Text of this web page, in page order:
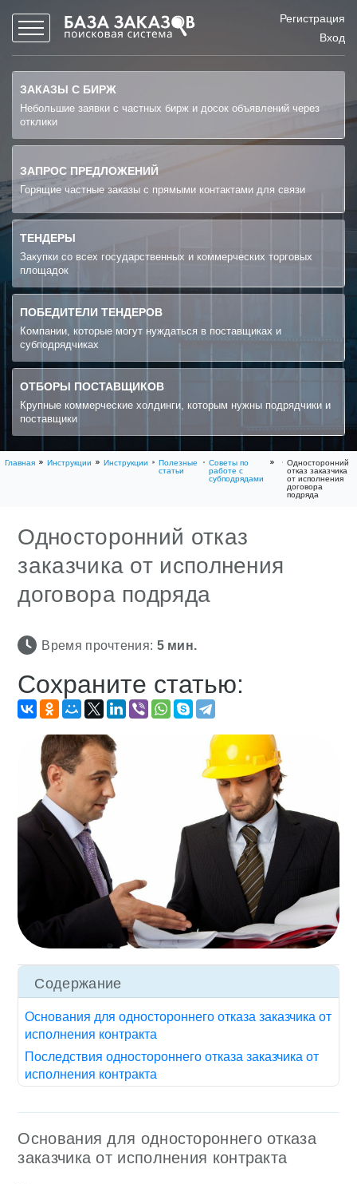
Регистрация
Вход
ЗАКАЗЫ С БИРЖ
Небольшие заявки с частных бирж и досок объявлений через
отклики
ЗАПРОС ПРЕДЛОЖЕНИЙ
Горящие частные заказы с прямыми контактами для связи
ТЕНДЕРЫ
Закупки со всех государственных и коммерческих торговых
площадок
ПОБЕДИТЕЛИ ТЕНДЕРОВ
Компании, которые могут нуждаться в поставщиках и
субподрядчиках
ОТБОРЫ ПОСТАВЩИКОВ
Крупные коммерческие холдинги, которым нужны подрядчики и
поставщики
Главная Инструкции Инструкции
Полезные
статьи
Советы по
работе с
субподрядами
Односторонний
отказ заказчика
от исполнения
договора
подряда
Односторонний отказ
заказчика от исполнения
договора подряда
Время прочтения: 5мин.
Сохраните статью:
Содержание
Основания для одностороннего отказа заказчика от
исполнения контракта
Последствия одностороннего отказа заказчика от
исполнения контракта
Основания для одностороннего отказа
заказчика от исполнения контракта